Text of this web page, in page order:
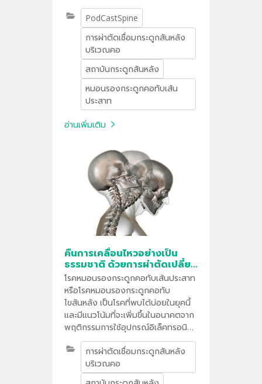
PodCastSpine
การผ่าตัดเชื่อมกระดูกสันหลัง
บริเวณคอ
สถาบันกระดูกสันหลัง
หมอนรองกระดูกคอทับเส้น
ประสาท
อ่านเพิ่มเติม
คืนการเคลื่อนไหวอย่างเป็น
ธรรมชาติ ด้วยการผ่าตัดเปลี่ยน
หมอนรองกระดูกคอ
โรคหมอนรองกระดูกคอทับเส้นประสาท
หรือโรคหมอนรองกระดูกคอทับ
ไขสันหลัง เป็นโรคที่พบได้บ่อยในยุคนี้
และมีแนวโน้มที่จะเพิ่มขึ้นในอนาคตจาก
พฤติกรรมการใช้อุปกรณ์อิเล็คทรอนิกส์
ในปัจจุบันที่ทำให้เราต้องก้มหน้าอยู่เป็น
เวลานานๆ โดยไม่รู้ตัว
การผ่าตัดเชื่อมกระดูกสันหลัง
บริเวณคอ